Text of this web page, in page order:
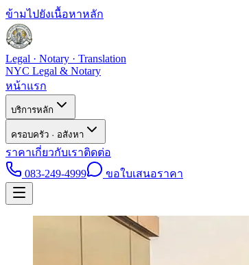
ข้ามไปยังเนื้อหาหลัก
Legal · Notary · Translation
NYC Legal & Notary
หน้าแรก
บริการหลัก
ครอบครัว · อสังหา
ราคาเกี่ยวกับเราติดต่อ
083-249-4999
ขอใบเสนอราคา